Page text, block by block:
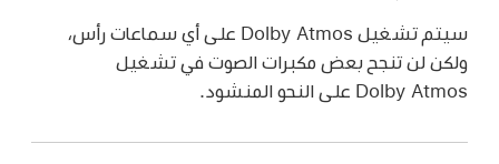
سيتم تشغيل Dolby Atmos على أي سماعات رأس،
ولكن لن تنجح بعض مكبرات الصوت في تشغيل
Dolby Atmos على النحو المنشود.